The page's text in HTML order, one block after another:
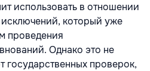
использовать в отношении
который уже
проведения
Однако это не
государственных проверок,